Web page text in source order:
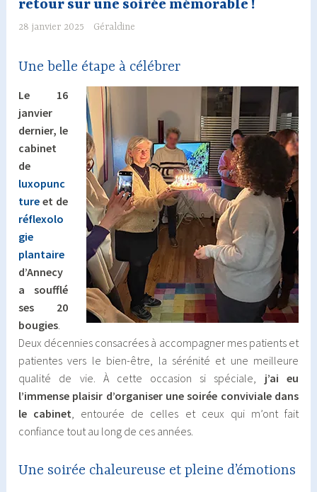
retour sur une soirée mémorable !
28 janvier 2025 Géraldine
Une belle étape à célébrer
Le 16
janvier
dernier, le
cabinet
de
luxopunc
ture et de
réflexolo
gie
plantaire
d’Annecy
a soufflé
ses 20
bougies
Deux décennies consacrées à accompagner mes patients et
patientes vers le bien-être, la sérénité et une meilleure
qualité de vie. À cette occasion si spéciale, j’ai eu
l’immense plaisir d’organiser une soirée conviviale dans
le cabinet , entourée de celles et ceux qui m’ont fait
confiance tout au long de ces années.
Une soirée chaleureuse et pleine d’émotions